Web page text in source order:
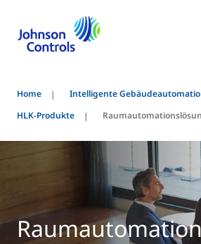
Home
Intelligente
HLK-Produkte